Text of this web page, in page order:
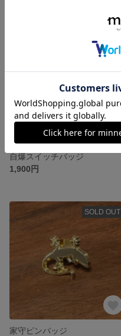
自爆スイッチバッジ
1,900円
SOLD OUT
家守ピンバッジ